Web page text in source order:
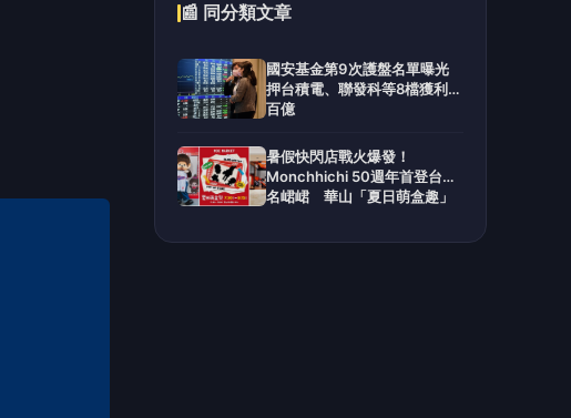
📰 同分類文章
國安基金第9次護盤名單曝光
押台積電、聯發科等8檔獲利近
百億
暑假快閃店戰火爆發！
Monchhichi 50週年首登台聯
名峮峮 華山「夏日萌盒趣」